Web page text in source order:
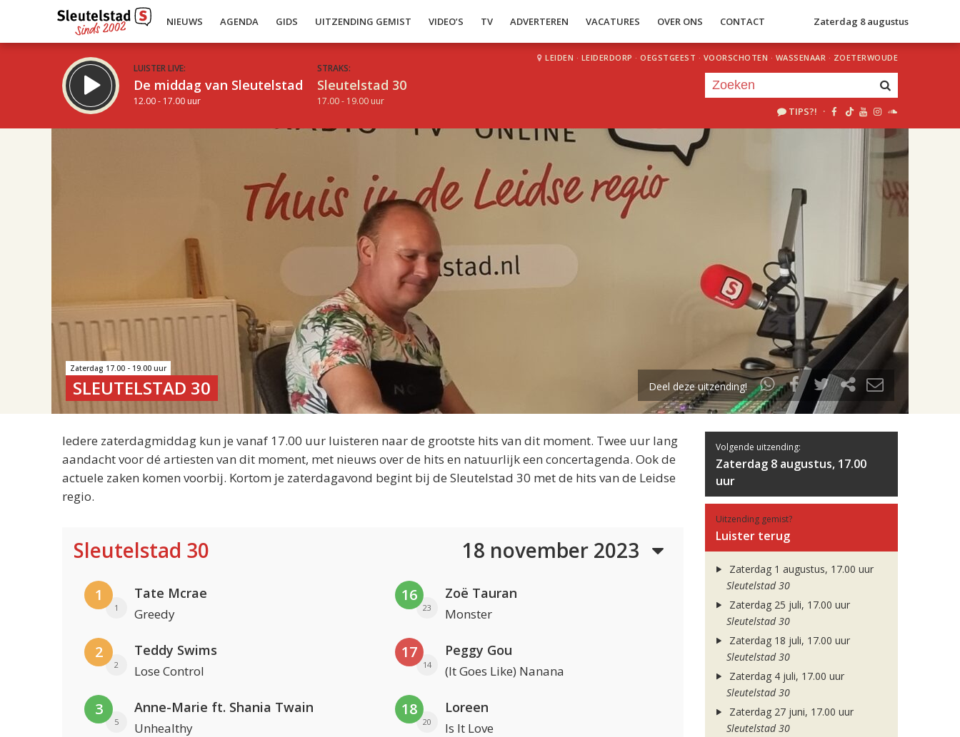
NIEUWS AGENDA GIDS UITZENDING GEMIST VIDEO’S TV ADVERTEREN VACATURES OVER ONS CONTACT Zaterdag 8 augustus
LUISTER LIVE:
De middag van Sleutelstad
12.00 - 17.00 uur
STRAKS:
Sleutelstad 30
17.00 - 19.00 uur
LEIDEN · LEIDERDORP · OEGSTGEEST · VOORSCHOTEN · WASSENAAR · ZOETERWOUDE
TIPS?! ·
uur 1 van 2
Volgend uur
Zaterdag 17.00 - 19.00 uur
SLEUTELSTAD 30 Deel deze uitzending!
Iedere zaterdagmiddag kun je vanaf 17.00 uur luisteren naar de grootste hits van dit moment. Twee uur lang
aandacht voor dé artiesten van dit moment, met nieuws over de hits en natuurlijk een concertagenda. Ook de
actuele zaken komen voorbij. Kortom je zaterdagavond begint bij de Sleutelstad 30 met de hits van de Leidse
regio.
Sleutelstad 30 18 november 2023
1
1
Tate Mcrae
Greedy
2
2
Teddy Swims
Lose Control
3
5
Anne-Marie ft. Shania Twain
Unhealthy
16
23
Zoë Tauran
Monster
17
14
Peggy Gou
(It Goes Like) Nanana
18
20
Loreen
Is It Love
Volgende uitzending:
Zaterdag 8 augustus, 17.00
uur
Uitzending gemist?
Luister terug
Zaterdag 1 augustus, 17.00 uur
Sleutelstad 30
Zaterdag 25 juli, 17.00 uur
Sleutelstad 30
Zaterdag 18 juli, 17.00 uur
Sleutelstad 30
Zaterdag 4 juli, 17.00 uur
Sleutelstad 30
Zaterdag 27 juni, 17.00 uur
Sleutelstad 30